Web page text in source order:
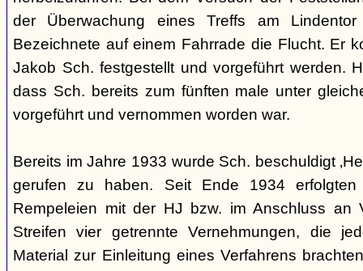
der Überwachung eines Treffs am
Bezeichnete auf einem Fahrrade die Flucht. Er
Jakob Sch. festgestellt und vorgeführt werden.
dass Sch. bereits zum fünften male unter
vorgeführt und vernommen worden war.
Bereits im Jahre 1933 wurde Sch. beschuldigt
gerufen zu haben. Seit Ende 1934
Rempeleien mit der HJ bzw. im Anschluss an
Streifen vier getrennte Vernehmungen, die
Material zur Einleitung eines Verfahrens